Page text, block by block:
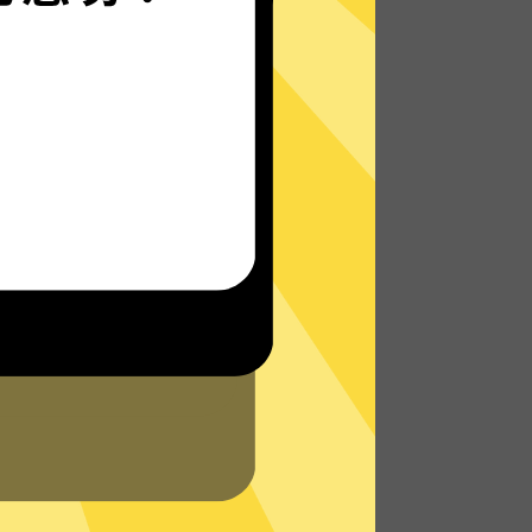
论您身在何处，都能畅快地上网 - 无论是在
外出旅行还是在家中舒适地躺在沙发上。